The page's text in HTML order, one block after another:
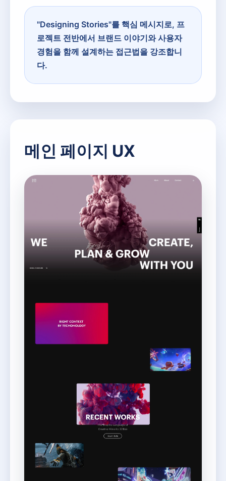
"Designing Stories"를 핵심 메시지로, 프
로젝트 전반에서 브랜드 이야기와 사용자
경험을 함께 설계하는 접근법을 강조합니
다.
메인 페이지 UX